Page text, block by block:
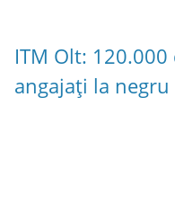
ITM Olt:
angajați la negru